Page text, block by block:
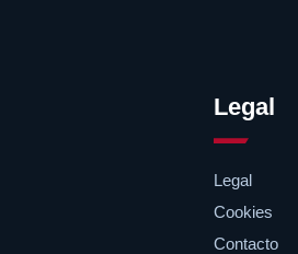
Legal
Legal
Cookies
Contacto